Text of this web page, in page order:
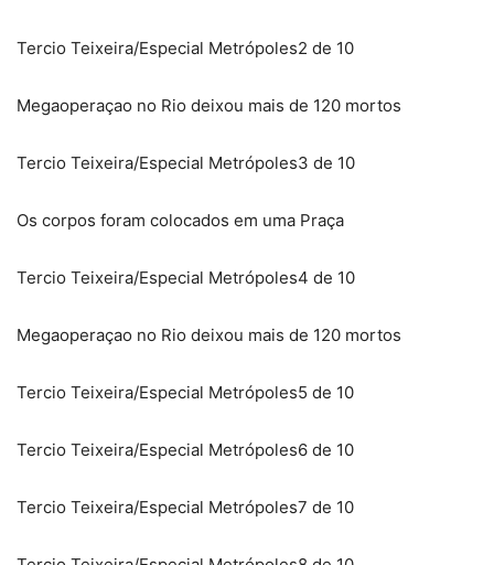
Tercio Teixeira/Especial Metrópoles2 de 10
Megaoperaçao no Rio deixou mais de 120 mortos
Tercio Teixeira/Especial Metrópoles3 de 10
Os corpos foram colocados em uma Praça
Tercio Teixeira/Especial Metrópoles4 de 10
Megaoperaçao no Rio deixou mais de 120 mortos
Tercio Teixeira/Especial Metrópoles5 de 10
Tercio Teixeira/Especial Metrópoles6 de 10
Tercio Teixeira/Especial Metrópoles7 de 10